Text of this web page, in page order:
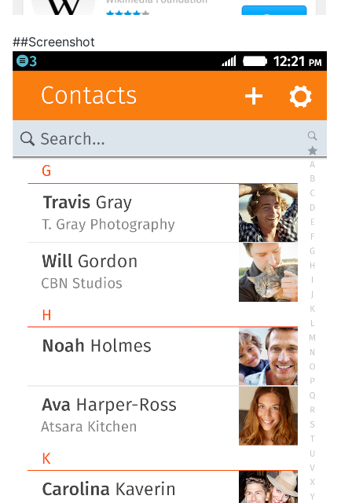
##Screenshot